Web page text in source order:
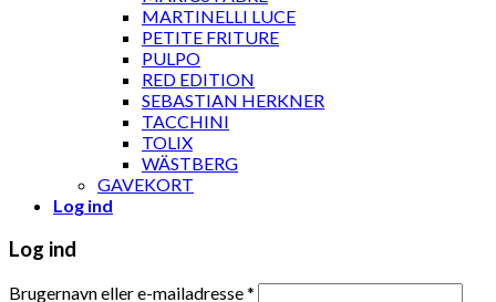
MARTINELLI LUCE
PETITE FRITURE
PULPO
RED EDITION
SEBASTIAN HERKNER
TACCHINI
TOLIX
WÄSTBERG
GAVEKORT
Log ind
Log ind
Brugernavn eller e-mailadresse*